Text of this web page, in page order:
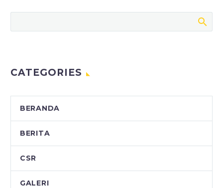
CATEGORIES
BERANDA
BERITA
CSR
GALERI